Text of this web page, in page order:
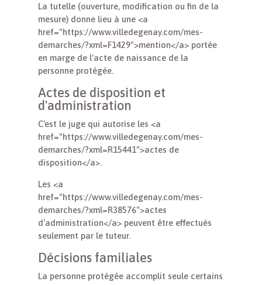
La tutelle (ouverture, modification ou fin de la
mesure) donne lieu à une <a
href="https://www.villedegenay.com/mes-
demarches/?xml=F1429">mention</a> portée
en marge de l'acte de naissance de la
personne protégée.
Actes de disposition et
d'administration
C'est le juge qui autorise les <a
href="https://www.villedegenay.com/mes-
demarches/?xml=R15441">actes de
disposition</a>.
Les <a
href="https://www.villedegenay.com/mes-
demarches/?xml=R38576">actes
d'administration</a> peuvent être effectués
seulement par le tuteur.
Décisions familiales
La personne protégée accomplit seule certains